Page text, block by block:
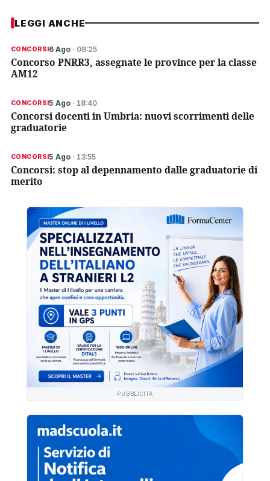
LEGGI ANCHE
CONCORSI6 Ago · 08:25
Concorso PNRR3, assegnate le province per la classe
AM12
CONCORSI5 Ago · 18:40
Concorsi docenti in Umbria: nuovi scorrimenti delle
graduatorie
CONCORSI5 Ago · 13:55
Concorsi: stop al depennamento dalle graduatorie di
merito
PUBBLICITÀ